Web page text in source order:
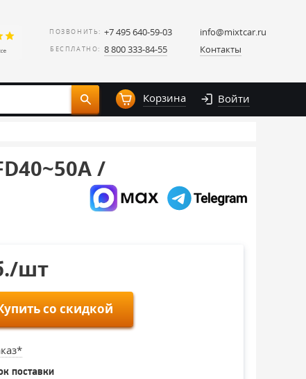
ПОЗВОНИТЬ: +7 495 640-59-03
БЕСПЛАТНО: 8 800 333-84-55
info@mixtcar.ru
Контакты
Корзина Войти
/
шт
со скидкой
поставки